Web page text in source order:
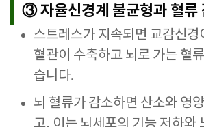
③ 자율신경계 불균형과 혈류
스트레스가 지속되면 교감신경
혈관이 수축하고 뇌로 가는 혈
습니다.
뇌 혈류가 감소하면 산소와 영